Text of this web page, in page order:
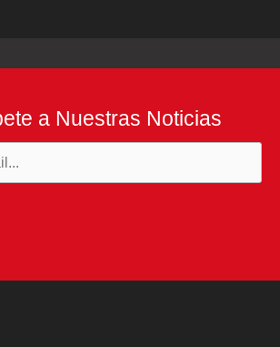
a Nuestras Noticias